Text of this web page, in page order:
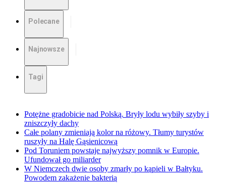
Polecane
Najnowsze
Tagi
Potężne gradobicie nad Polską. Bryły lodu wybiły szyby i
zniszczyły dachy
Całe polany zmieniają kolor na różowy. Tłumy turystów
ruszyły na Halę Gąsienicową
Pod Toruniem powstaje najwyższy pomnik w Europie.
Ufundował go miliarder
W Niemczech dwie osoby zmarły po kąpieli w Bałtyku.
Powodem zakażenie bakterią